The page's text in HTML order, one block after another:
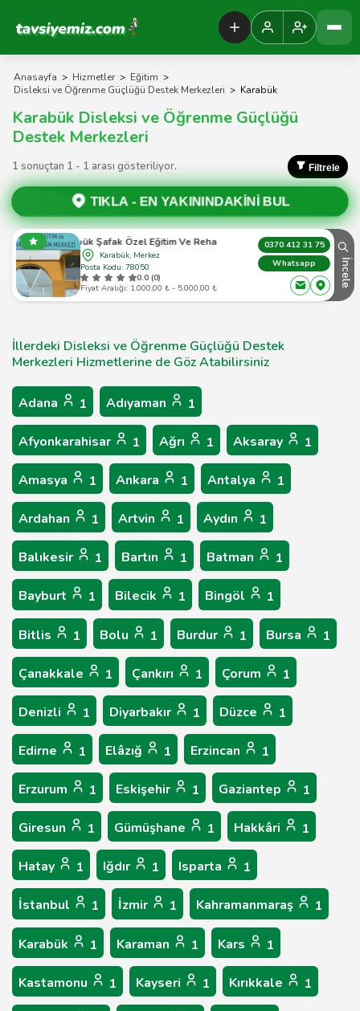
Tavsiyemiz Anasayfa
Anasayfa > Hizmetler > Eğitim >
Disleksi ve Öğrenme Güçlüğü Destek Merkezleri > Karabük
Karabük Disleksi ve Öğrenme Güçlüğü
Destek Merkezleri
1 sonuçtan 1 - 1 arası gösteriliyor. Filtrele
TIKLA - EN YAKININDAKİNİ BUL
Karabük Şafak Özel Eğitim Ve Rehabilitasyon
Karabük, Merkez
Posta Kodu: 78050
0.0 (0)
Fiyat Aralığı: 1.000,00 ₺ - 5.000,00 ₺
0370 412 31 75
Whatsapp
İncele
İllerdeki Disleksi ve Öğrenme Güçlüğü Destek
Merkezleri Hizmetlerine de Göz Atabilirsiniz
Adana 1 Adıyaman 1
Afyonkarahisar 1 Ağrı 1 Aksaray 1
Amasya 1 Ankara 1 Antalya 1
Ardahan 1 Artvin 1 Aydın 1
Balıkesir 1 Bartın 1 Batman 1
Bayburt 1 Bilecik 1 Bingöl 1
Bitlis 1 Bolu 1 Burdur 1 Bursa 1
Çanakkale 1 Çankırı 1 Çorum 1
Denizli 1 Diyarbakır 1 Düzce 1
Edirne 1 Elâzığ 1 Erzincan 1
Erzurum 1 Eskişehir 1 Gaziantep 1
Giresun 1 Gümüşhane 1 Hakkâri 1
Hatay 1 Iğdır 1 Isparta 1
İstanbul 1 İzmir 1 Kahramanmaraş 1
Karabük 1 Karaman 1 Kars 1
Kastamonu 1 Kayseri 1 Kırıkkale 1